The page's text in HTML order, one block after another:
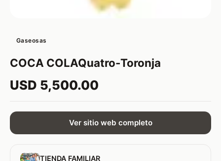
Gaseosas
COCA COLAQuatro-Toronja
USD 5,500.00
Ver sitio web completo
TIENDA FAMILIAR